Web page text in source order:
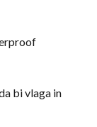
bi vlaga in